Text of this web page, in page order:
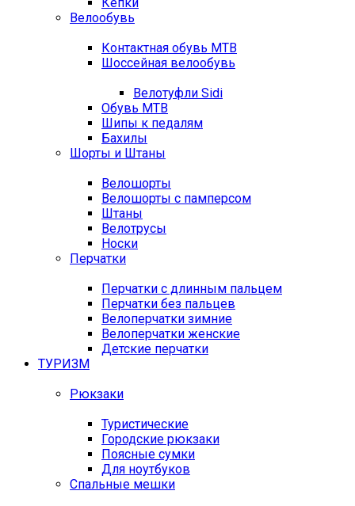
Велообувь
Контактная обувь MTB
Шоссейная велообувь
Велотуфли Sidi
Обувь MTB
Шипы к педалям
Бахилы
Шорты и Штаны
Велошорты
Велошорты с памперсом
Штаны
Велотрусы
Носки
Перчатки
Перчатки с длинным пальцем
Перчатки без пальцев
Велоперчатки зимние
Велоперчатки женские
Детские перчатки
ТУРИЗМ
Рюкзаки
Туристические
Городские рюкзаки
Поясные сумки
Для ноутбуков
Спальные мешки